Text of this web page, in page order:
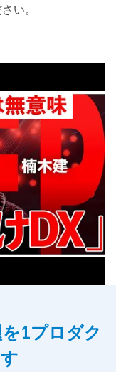
い。
1プロダク